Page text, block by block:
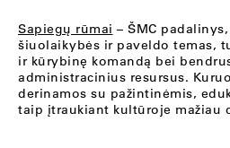
Sapiegų rūmai – ŠMC
šiuolaikybės ir paveldo temas,
ir kūrybinę komandą bei
administracinius resursus.
derinamos su pažintinėmis,
taip įtraukiant kultūroje mažiau